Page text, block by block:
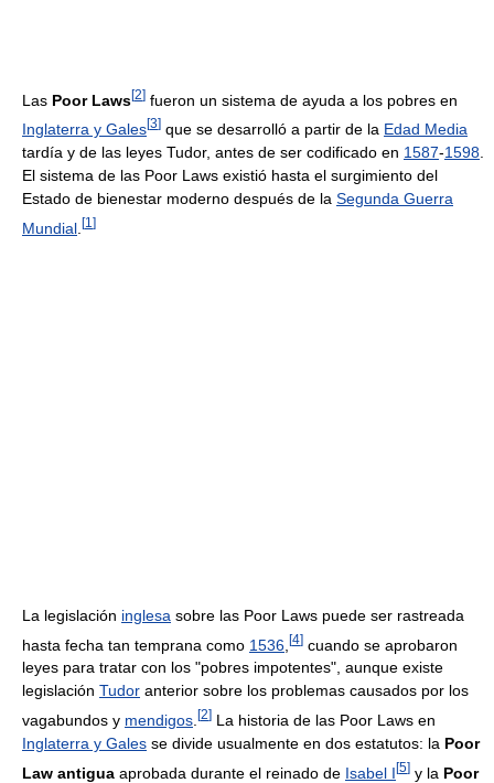
Las Poor Laws[2] fueron un sistema de ayuda a los pobres en
Inglaterra y Gales[3] que se desarrolló a partir de la Edad Media
tardía y de las leyes Tudor, antes de ser codificado en 1587-1598
El sistema de las Poor Laws existió hasta el surgimiento del
Estado de bienestar moderno después de la Segunda Guerra
Mundial [1 ]
La legislación inglesa sobre las Poor Laws puede ser rastreada
hasta fecha tan temprana como 1536 [4] cuando se aprobaron
leyes para tratar con los "pobres impotentes", aunque existe
legislación Tudor anterior sobre los problemas causados por los
vagabundos y mendigos [2] La historia de las Poor Laws en
Inglaterra y Gales se divide usualmente en dos estatutos: la Poor
Law antigua aprobada durante el reinado de Isabel I[5] y la Poor